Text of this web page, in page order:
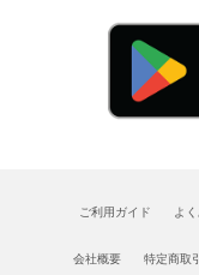
ご利用ガイド よ
会社概要 特定商取